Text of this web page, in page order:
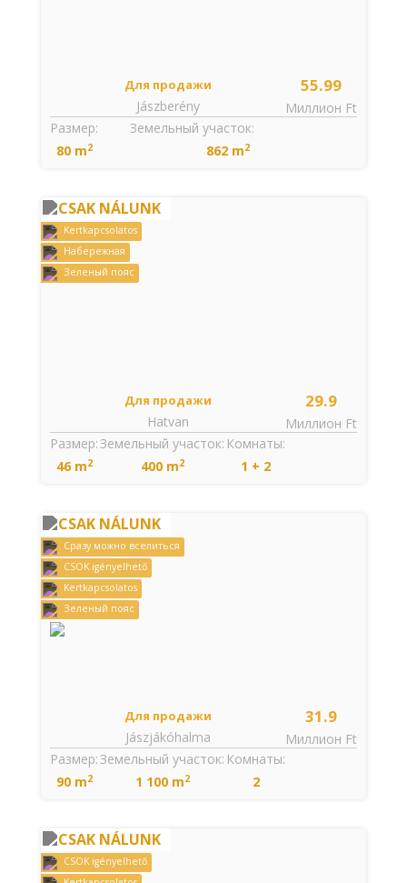
55.99
Миллион Ft
Для продажи
Jászberény
Размер:
80 m2
Земельный участок:
862 m2
CSAK NÁLUNK
Kertkapcsolatos
Набережная
Зеленый пояс
29.9
Миллион Ft
Для продажи
Hatvan
Комнаты:
1 + 2
Размер:
46 m2
Земельный участок:
400 m2
CSAK NÁLUNK
Cразу можно вселиться
CSOK igényelhető
Kertkapcsolatos
Зеленый пояс
31.9
Миллион Ft
Для продажи
Jászjákóhalma
Комнаты:
2
Размер:
90 m2
Земельный участок:
1 100 m2
CSAK NÁLUNK
CSOK igényelhető